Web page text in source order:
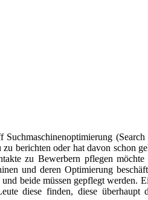
Suchmaschinenoptimierung
zu berichten oder hat davon schon
zu Bewerbern pflegen
und deren Optimierung
beide müssen gepflegt werden.
diese finden, diese